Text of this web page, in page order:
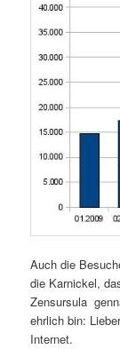
Auch die
die Karnickel,
Zensursula
ehrlich bin:
Internet.